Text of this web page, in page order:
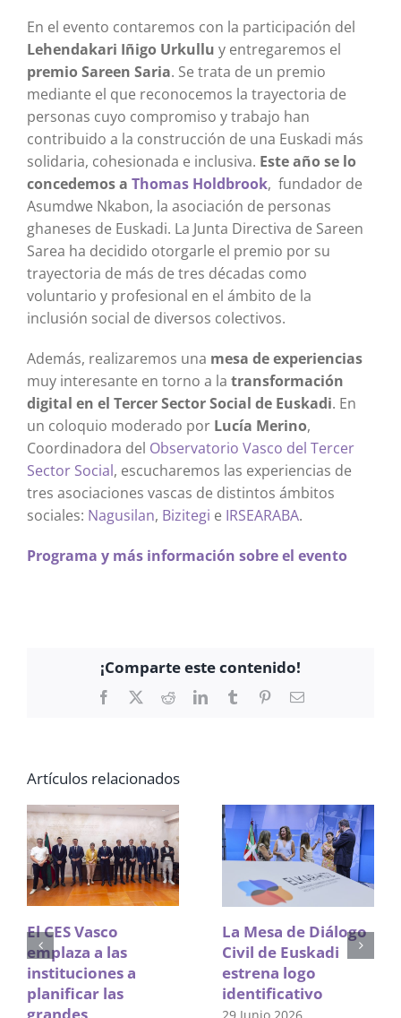
En el evento contaremos con la participación del
Lehendakari Iñigo Urkullu y entregaremos el
premio Sareen Saria. Se trata de un premio
mediante el que reconocemos la trayectoria de
personas cuyo compromiso y trabajo han
contribuido a la construcción de una Euskadi más
solidaria, cohesionada e inclusiva. Este año se lo
concedemos a Thomas Holdbrook, fundador de
Asumdwe Nkabon, la asociación de personas
ghaneses de Euskadi. La Junta Directiva de Sareen
Sarea ha decidido otorgarle el premio por su
trayectoria de más de tres décadas como
voluntario y profesional en el ámbito de la
inclusión social de diversos colectivos.
Además, realizaremos una mesa de experiencias
muy interesante en torno a la transformación
digital en el Tercer Sector Social de Euskadi. En
un coloquio moderado por Lucía Merino,
Coordinadora del Observatorio Vasco del Tercer
Sector Social, escucharemos las experiencias de
tres asociaciones vascas de distintos ámbitos
sociales: Nagusilan, Bizitegi e IRSEARABA.
Programa y más información sobre el evento
¡Comparte este contenido!
Facebook RedditLinkedInTumblr PinterestCorreo
Artículos relacionados
El CES Vasco
emplaza a las
instituciones a
planificar las
grandes
La Mesa de Diálogo
Civil de Euskadi
estrena logo
identificativo